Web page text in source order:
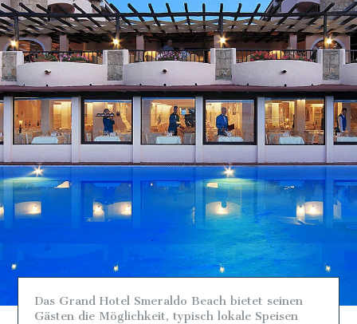
Das Grand Hotel Smeraldo Beach bietet seinen
Gästen die Möglichkeit, typisch lokale Speisen